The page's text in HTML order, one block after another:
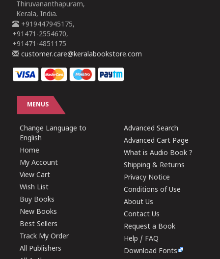
Thiruvananthapuram,
Kerala, India.
+919447945175,
+91471-2554670,
+91471-4851175
customer.care@keralabookstore.com
MENUS
Change Language to
English
Home
My Account
View Cart
Wish List
Buy Books
New Books
Best Sellers
Track My Order
All Publishers
Advanced Search
Advanced Cart Page
What is Audio Book ?
Shipping & Returns
Privacy Notice
Conditions of Use
About Us
Contact Us
Request a Book
Help / FAQ
Download Fonts